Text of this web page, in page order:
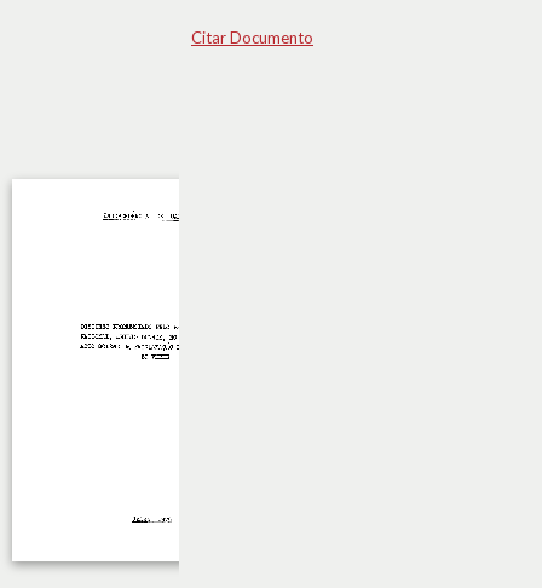
Citar Documento